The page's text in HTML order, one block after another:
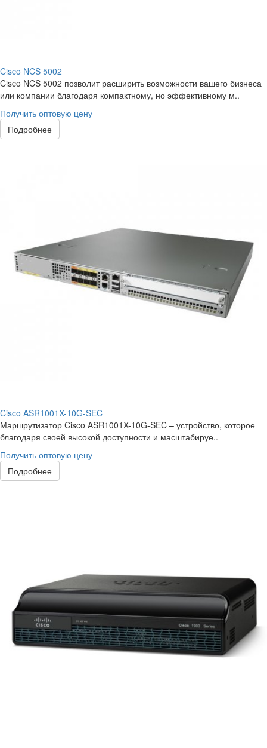
Cisco NCS 5002
Cisco NCS 5002 позволит расширить возможности вашего бизнеса
или компании благодаря компактному, но эффективному м..
Получить оптовую цену
Подробнее
Cisco ASR1001X-10G-SEC
Маршрутизатор Cisco ASR1001X-10G-SEC – устройство, которое
благодаря своей высокой доступности и масштабируе..
Получить оптовую цену
Подробнее